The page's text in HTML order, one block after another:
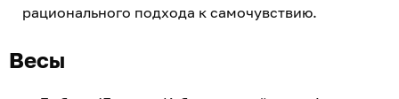
рационального подхода к самочувствию.
Весы